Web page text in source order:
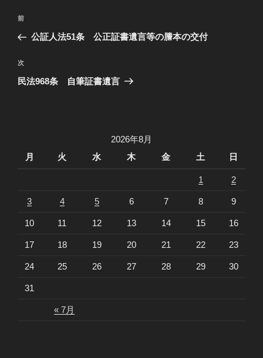
投
ビ
ゲ
過
去
投
稿
前
公証人法51条 公正証書遺言等の謄本の交付
次
の
次
民法968条 自筆証書遺言
2026年8月
月
火 水 木 金 土 日
« 7月
1 2
3 4 5 6 7 8 9
10 11 12 13 14 15 16
17 18 19 20 21 22 23
24 25 26 27 28 29 30
31